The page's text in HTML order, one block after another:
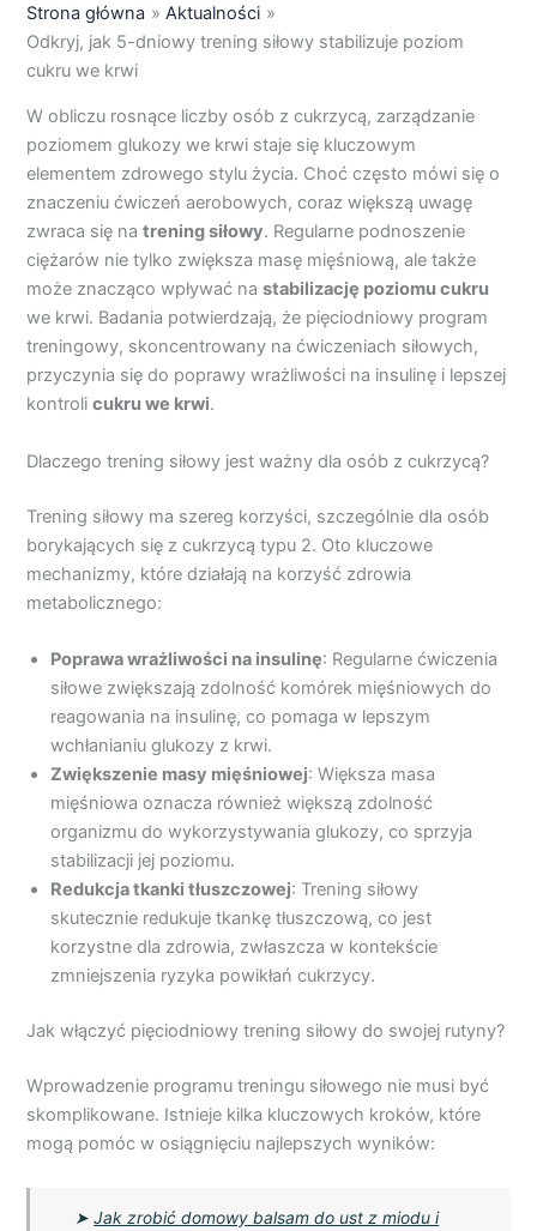
Strona główna
Aktualności
Odkryj, jak 5-dniowy trening siłowy stabilizuje poziom
cukru we krwi
W obliczu rosnące liczby osób z cukrzycą, zarządzanie
poziomem glukozy we krwi staje się kluczowym
elementem zdrowego stylu życia. Choć często mówi się o
znaczeniu ćwiczeń aerobowych, coraz większą uwagę
zwraca się natrening siłowy. Regularne podnoszenie
ciężarów nie tylko zwiększa masę mięśniową, ale także
może znacząco wpływać nastabilizację poziomu cukru
we krwi. Badania potwierdzają, że pięciodniowy program
treningowy, skoncentrowany na ćwiczeniach siłowych,
przyczynia się do poprawy wrażliwości na insulinę i lepszej
kontrolicukru we krwi.
Dlaczego trening siłowy jest ważny dla osób z cukrzycą?
Trening siłowy ma szereg korzyści, szczególnie dla osób
borykających się z cukrzycą typu 2. Oto kluczowe
mechanizmy, które działają na korzyść zdrowia
metabolicznego:
Poprawa wrażliwości na insulinę: Regularne ćwiczenia
siłowe zwiększają zdolność komórek mięśniowych do
reagowania na insulinę, co pomaga w lepszym
wchłanianiu glukozy z krwi.
Zwiększenie masy mięśniowej: Większa masa
mięśniowa oznacza również większą zdolność
organizmu do wykorzystywania glukozy, co sprzyja
stabilizacji jej poziomu.
Redukcja tkanki tłuszczowej: Trening siłowy
skutecznie redukuje tkankę tłuszczową, co jest
korzystne dla zdrowia, zwłaszcza w kontekście
zmniejszenia ryzyka powikłań cukrzycy.
Jak włączyć pięciodniowy trening siłowy do swojej rutyny?
Wprowadzenie programu treningu siłowego nie musi być
skomplikowane. Istnieje kilka kluczowych kroków, które
mogą pomóc w osiągnięciu najlepszych wyników:
➤Jak zrobić domowy balsam do ust z miodu i